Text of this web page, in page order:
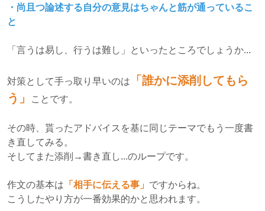
・尚且つ論述する自分の意見はちゃんと筋が通っているこ
と
「言うは易し、行うは難し」といったところでしょうか...
対策として手っ取り早いのは
「誰かに添削してもら
う」
ことです。
その時、貰ったアドバイスを基に同じテーマでもう一度書
き直してみる。
そしてまた添削→書き直し...のループです。
作文の基本は 「相手に伝える事」 ですからね。
こうしたやり方が一番効果的かと思われます。